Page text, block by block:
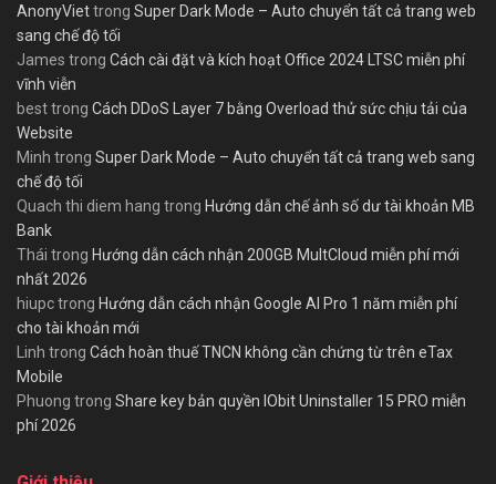
AnonyViettrong Super Dark Mode – Auto chuyển tất cả trang web
sang chế độ tối
James trong Cách cài đặt và kích hoạt Office 2024 LTSC miễn phí
vĩnh viễn
besttrong Cách DDoS Layer 7 bằng Overload thử sức chịu tải của
Website
Minh trong Super Dark Mode – Auto chuyển tất cả trang web sang
chế độ tối
Quach thi diem hang trong Hướng dẫn chế ảnh số dư tài khoản MB
Bank
Thái trong Hướng dẫn cách nhận 200GB MultCloud miễn phí mới
nhất 2026
hiupctrong Hướng dẫn cách nhận Google AI Pro 1 năm miễn phí
cho tài khoản mới
Linh trong Cách hoàn thuế TNCN không cần chứng từ trên eTax
Mobile
Phuong trong Share key bản quyền IObit Uninstaller 15 PRO miễn
phí 2026